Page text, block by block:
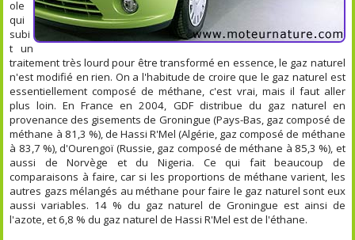
ole
qui
subi
t un
traitement très lourd pour être transformé en essence, le gaz naturel
n'est modifié en rien. On a l'habitude de croire que le gaz naturel est
essentiellement composé de méthane, c'est vrai, mais il faut aller
plus loin. En France en 2004, GDF distribue du gaz naturel en
provenance des gisements de Groningue (Pays-Bas, gaz composé de
méthane à 81,3 %), de Hassi R'Mel (Algérie, gaz composé de méthane
à 83,7 %), d'Ourengoï (Russie, gaz composé de méthane à 85,3 %), et
aussi de Norvège et du Nigeria. Ce qui fait beaucoup de
comparaisons à faire, car si les proportions de méthane varient, les
autres gazs mélangés au méthane pour faire le gaz naturel sont eux
aussi variables. 14 % du gaz naturel de Groningue est ainsi de
l'azote, et 6,8 % du gaz naturel de Hassi R'Mel est de l'éthane.